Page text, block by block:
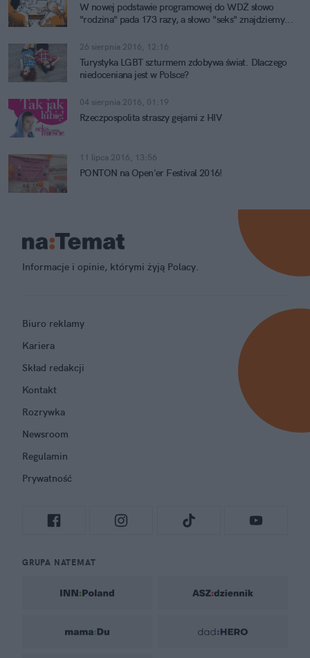
W nowej podstawie programowej do WDŻ słowo
"rodzina" pada 173 razy, a słowo "seks" znajdziemy...
26 sierpnia 2016, 12:16
Turystyka LGBT szturmem zdobywa świat. Dlaczego
niedoceniana jest w Polsce?
04 sierpnia 2016, 01:19
Rzeczpospolita straszy gejami z HIV
11 lipca 2016, 13:56
PONTON na Open'er Festival 2016!
Informacje i opinie, którymi żyją Polacy.
Biuro reklamy
Kariera
Skład redakcji
Kontakt
Rozrywka
Newsroom
Regulamin
Prywatność
GRUPA NATEMAT